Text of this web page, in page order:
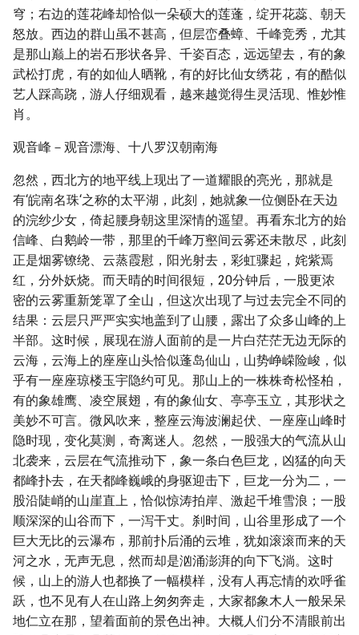
穹；右边的莲花峰却恰似一朵硕大的莲蓬，绽开花蕊、朝天
怒放。西边的群山虽不甚高，但层峦叠蟑、千峰竞秀，尤其
是那山巅上的岩石形状各异、千姿百态，远远望去，有的象
武松打虎，有的如仙人晒靴，有的好比仙女绣花，有的酷似
艺人踩高跷，游人仔细观看，越来越觉得生灵活现、惟妙惟
肖。
观音峰－观音漂海、十八罗汉朝南海
忽然，西北方的地平线上现出了一道耀眼的亮光，那就是
有‘皖南名珠‘之称的太平湖，此刻，她就象一位侧卧在天边
的浣纱少女，倚起腰身朝这里深情的遥望。再看东北方的始
信峰、白鹅岭一带，那里的千峰万壑间云雾还未散尽，此刻
正是烟雾镣绕、云蒸霞慰，阳光射去，彩虹骤起，姹紫焉
红，分外妖烧。而天晴的时间很短，20分钟后，一股更浓
密的云雾重新笼罩了全山，但这次出现了与过去完全不同的
结果：云层只严严实实地盖到了山腰，露出了众多山峰的上
半部。这时候，展现在游人面前的是一片白茫茫无边无际的
云海，云海上的座座山头恰似蓬岛仙山，山势峥嵘险峻，似
乎有一座座琼楼玉宇隐约可见。那山上的一株株奇松怪柏，
有的象雄鹰、凌空展翅，有的象仙女、亭亭玉立，其形状之
美妙不可言。微风吹来，整座云海波澜起伏、一座座山峰时
隐时现，变化莫测，奇离迷人。忽然，一股强大的气流从山
北袭来，云层在气流推动下，象一条白色巨龙，凶猛的向天
都峰扑去，在天都峰巍峨的身驱迎击下，巨龙一分为二，一
股沿陡峭的山崖直上，恰似惊涛拍岸、激起千堆雪浪；一股
顺深深的山谷而下，一泻干丈。刹时间，山谷里形成了一个
巨大无比的云瀑布，那前扑后涌的云堆，犹如滚滚而来的天
河之水，无声无息，然而却是汹涌澎湃的向下飞淌。这时
候，山上的游人也都换了一幅模样，没有人再忘情的欢呼雀
跃，也不见有人在山路上匆匆奔走，大家都象木人一般呆呆
地仁立在那，望着面前的景色出神。大概人们分不清眼前出